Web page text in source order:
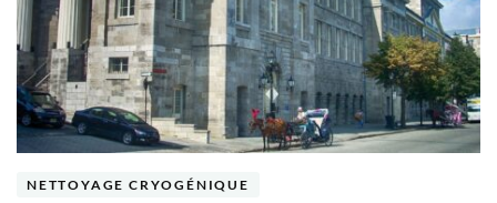
NETTOYAGE CRYOGÉNIQUE